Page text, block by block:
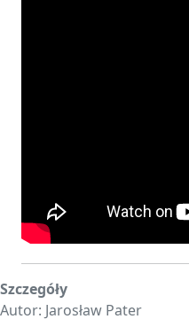
Szczegóły
Autor: Jarosław Pater